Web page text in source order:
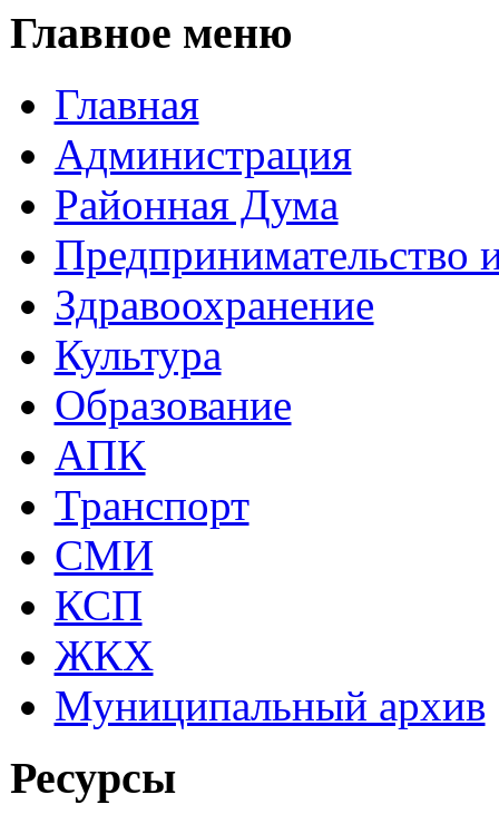
Главное меню
Главная
Администрация
Районная Дума
Предпринимательство
Здравоохранение
Культура
Образование
АПК
Транспорт
СМИ
КСП
ЖКХ
Муниципальный архив
Ресурсы